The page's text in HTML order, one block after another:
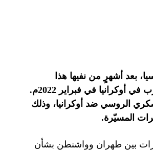
بعد أشهرٍ من نفيها هذا
الفعل، لكن أصرَّت وبصورةٍ مضلِّلة على أنها شحنت هذه المسيّرات قُبيل اندلاع الحرب في أوكرانيا في فبراير 2022م.
الروسي ضد أوكرانيا، وذلك
المسيّرة.
بين طهران وواشنطن بشأن